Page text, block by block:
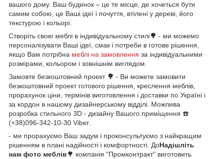
вашого дому. Ваш будинок – це те місце, де хочеться бути
самим собою, це Ваші ідеї і почуття, втілені у дереві, його
текстурою і кольорі.
Створіть свою меблі в індивідуальному стилі🌳 - ми можемо
персоналізувати Ваші ідеї, смак і потреби в готове рішення,
якщо Вам потрібна меблі на замовлення за індивідуальними
розмірами, кольором і зовнішнім виглядом.
Замовте безкоштовний проект 🌳 - Ви можете замовити
безкоштовний проект готового рішення, креслення меблів,
прорахунок ціни, термінів виготовлення і доставки по Україні і
за кордон в нашому дизайнерському відділі. Можлива
розробка стильного 3D - дизайну Вашого приміщення ☎️
(+38)096-342-10-30 Viber.
- ми прорахуємо Ваш задум і проконсультуємо з найкращим
рішенням в плані надійності і комфортності. ДоНадішліть
нам фото меблів🌳 компанія "Промконтракт" виготовить